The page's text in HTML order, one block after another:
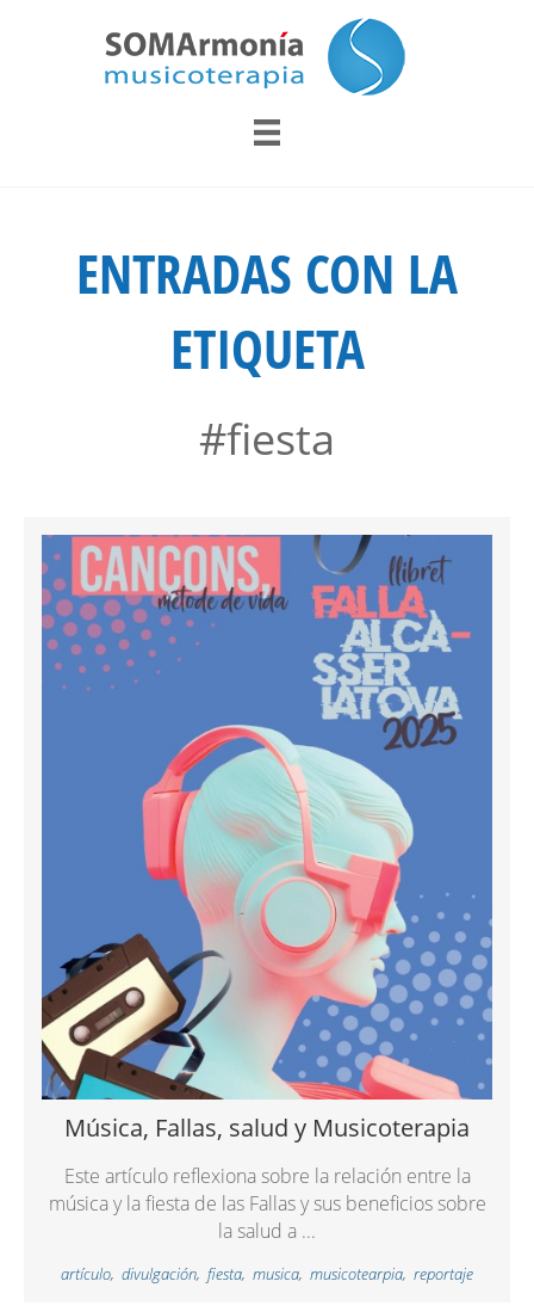
ENTRADAS CON LA
ETIQUETA
#fiesta
Música, Fallas, salud y Musicoterapia
Este artículo reflexiona sobre la relación entre la
música y la fiesta de las Fallas y sus beneficios sobre
la salud a ...
artículo, divulgación, fiesta, musica, musicotearpia, reportaje